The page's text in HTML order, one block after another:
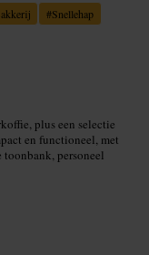
#Snellehap
plus een selectie
en functioneel, met
toonbank, personeel